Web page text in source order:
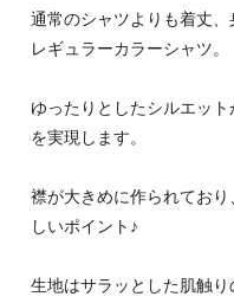
通常のシャツよりも着丈
レギュラーカラーシャツ。
ゆったりとしたシルエッ
を実現します。
襟が大きめに作られてお
しいポイント♪
生地はサラッとした肌触り